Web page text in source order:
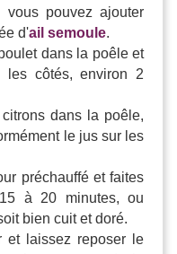
pouvez ajouter
d'ail semoule.
dans la poêle et
les côtés, environ 2
dans la poêle,
le jus sur les
préchauffé et faites
à 20 minutes, ou
bien cuit et doré.
et laissez reposer le